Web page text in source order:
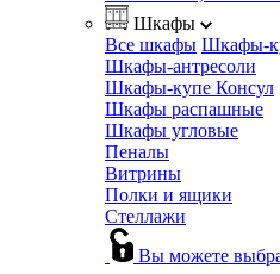
Шкафы
Все шкафы Шкафы-
Шкафы-антресоли
Шкафы-купе Консул
Шкафы распашные
Шкафы угловые
Пеналы
Витрины
Полки и ящики
Стеллажи
Вы можете